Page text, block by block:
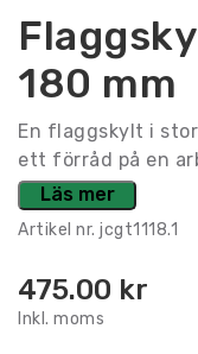
180 mm
En flaggskylt i
ett förråd på en
Läs mer
Artikel nr. jcgt1118.1
475.00 kr
Inkl. moms